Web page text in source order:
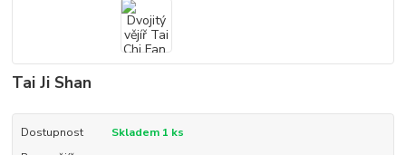
Tai Ji Shan
Dostupnost
Skladem 1 ks